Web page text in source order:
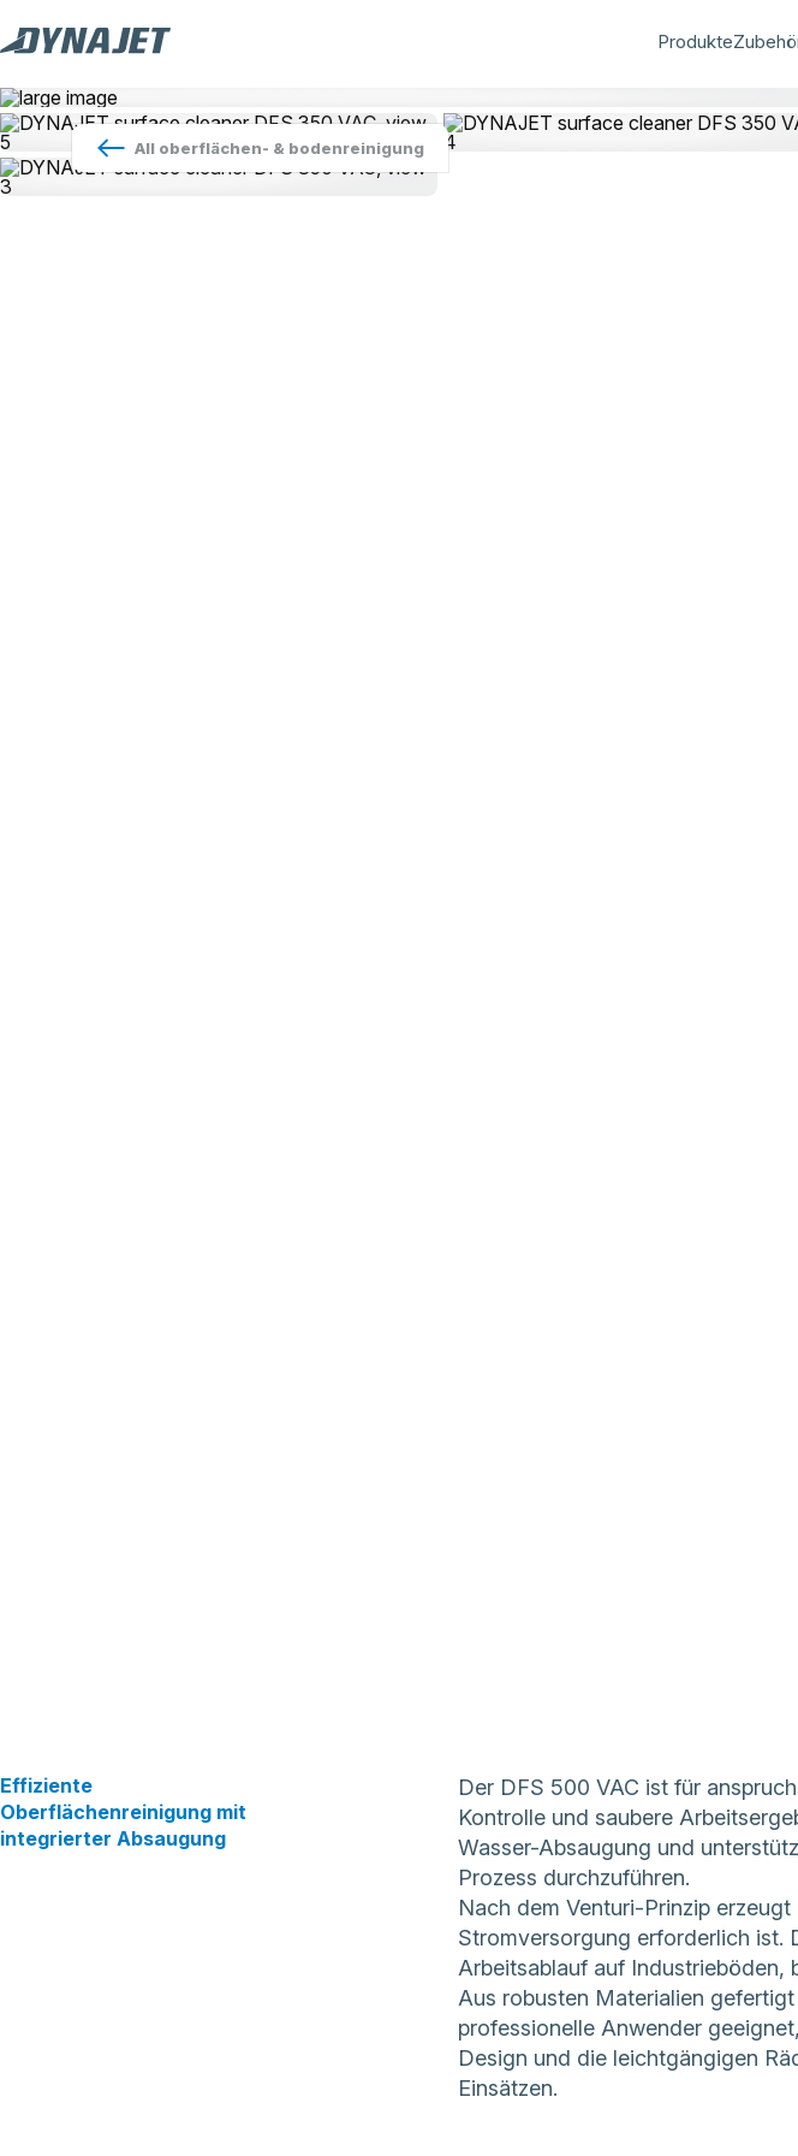
Produkte
All oberflächen- & bodenreinigung
Effiziente
Oberflächenreinigung mit
integrierter Absaugung
Der DFS 500 VAC ist für
Kontrolle und saubere
Wasser-Absaugung und
Prozess durchzuführen.
Nach dem Venturi-Prinzip
Stromversorgung erforderlich ist.
Arbeitsablauf auf Industrieböden,
Aus robusten Materialien
professionelle Anwender
Design und die leichtgängigen
Einsätzen.